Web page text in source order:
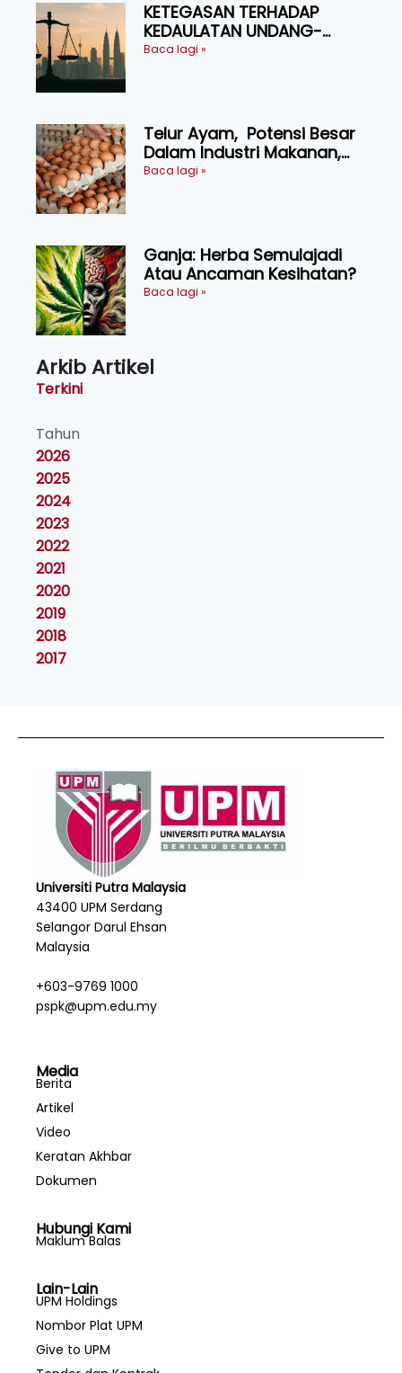
KETEGASAN TERHADAP
KEDAULATAN UNDANG-
UNDANG ASAS KEPADA
Baca lagi »
Telur Ayam, Potensi Besar
Dalam Industri Makanan,
Kosmetik dan Penyelidikan
Baca lagi »
Ganja: Herba Semulajadi
Atau Ancaman Kesihatan?
Baca lagi »
Arkib Artikel
Terkini
Tahun
2026
2025
2024
2023
2022
2021
2020
2019
2018
2017
Universiti Putra Malaysia
43400 UPM Serdang
Selangor Darul Ehsan
Malaysia
+603-9769 1000
pspk@upm.edu.my
Media
Berita
Artikel
Video
Keratan Akhbar
Dokumen
Hubungi Kami
Maklum Balas
Lain-Lain
UPM Holdings
Nombor Plat UPM
Give to UPM